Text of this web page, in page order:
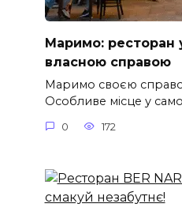
Маримо: ресторан
власною справою
Маримо своєю
Особливе місце у
0 172